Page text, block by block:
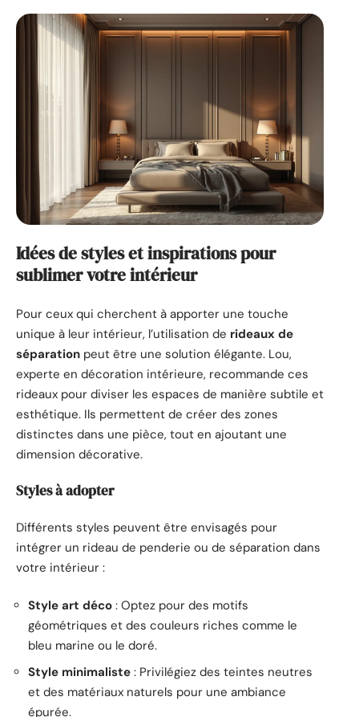
Idées de styles et inspirations pour
sublimer votre intérieur
Pour ceux qui cherchent à apporter une touche
unique à leur intérieur, l’utilisation de rideaux de
séparation peut être une solution élégante. Lou,
experte en décoration intérieure, recommande ces
rideaux pour diviser les espaces de manière subtile et
esthétique. Ils permettent de créer des zones
distinctes dans une pièce, tout en ajoutant une
dimension décorative.
Styles à adopter
Différents styles peuvent être envisagés pour
intégrer un rideau de penderie ou de séparation dans
votre intérieur :
Style art déco : Optez pour des motifs
géométriques et des couleurs riches comme le
bleu marine ou le doré.
Style minimaliste : Privilégiez des teintes neutres
et des matériaux naturels pour une ambiance
épurée.